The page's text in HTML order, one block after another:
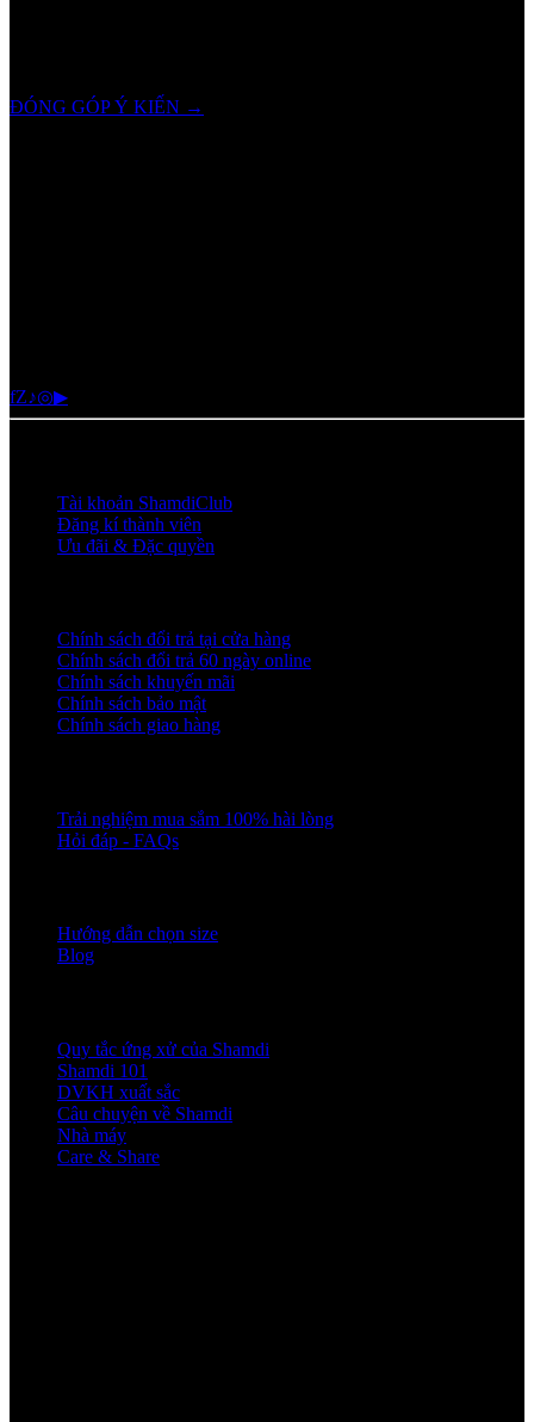
ĐÓNG GÓP Ý KIẾN →
fZ♪◎▶
Tài khoản ShamdiClub
Đăng kí thành viên
Ưu đãi & Đặc quyền
Chính sách đổi trả tại cửa hàng
Chính sách đổi trả 60 ngày online
Chính sách khuyến mãi
Chính sách bảo mật
Chính sách giao hàng
Trải nghiệm mua sắm 100% hài lòng
Hỏi đáp - FAQs
Hướng dẫn chọn size
Blog
Quy tắc ứng xử của Shamdi
Shamdi 101
DVKH xuất sắc
Câu chuyện về Shamdi
Nhà máy
Care & Share